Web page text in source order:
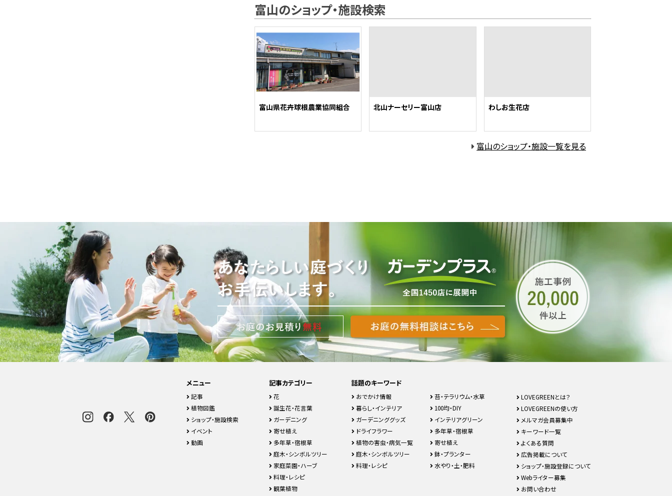
富山のショップ・施設検索
富山県花卉球根農業協同組合 北山ナーセリー富山店 わしお生花店
富山のショップ・施設一覧を見る
メニュー
記事
植物図鑑
ショップ・施設検索
イベント
動画
記事カテゴリー
花
誕生花・花言葉
ガーデニング
寄せ植え
多年草・宿根草
庭木・シンボルツリー
家庭菜園・ハーブ
料理・レシピ
観葉植物
話題のキーワード
おでかけ情報
苔・テラリウム・水草
暮らし・インテリア
100均・DIY
ガーデニンググッズ
インテリアグリーン
ドライフラワー
多年草・宿根草
植物の害虫・病気一覧
寄せ植え
庭木・シンボルツリー
鉢・プランター
料理・レシピ
水やり・土・肥料
LOVEGREENとは？
LOVEGREENの使い方
メルマガ会員募集中
キーワード一覧
よくある質問
広告掲載について
ショップ・施設登録について
Webライター募集
お問い合わせ